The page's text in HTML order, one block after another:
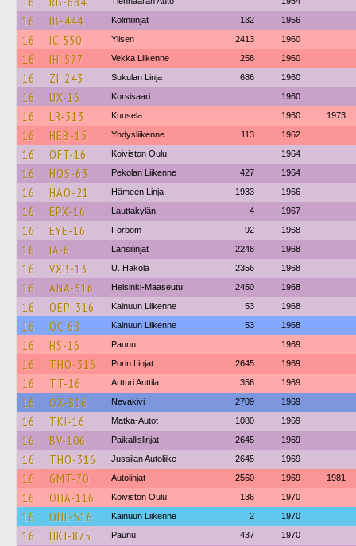
16 IB-444 Kolmilinjat 132 1956
16 IC-550 Ylisen 2413 1960
16 IH-577 Vekka Liikenne 258 1960
16 ZI-243 Sukulan Linja 686 1960
16 UX-16 Korsisaari 1960
16 LR-313 Kuusela 1960 1973
16 HEB-15 Yhdysliikenne 113 1962
16 OFT-16 Koiviston Oulu 1964
16 HOS-63 Pekolan Liikenne 427 1964
16 HAO-21 Hämeen Linja 1933 1966
16 EPX-16 Lauttakylän 4 1967
16 EYE-16 Förbom 92 1968
16 IA-6 Länsilinjat 2248 1968
16 VXB-13 U. Hakola 2356 1968
16 ANA-516 Helsinki-Maaseutu 2450 1968
16 OEP-316 Kainuun Liikenne 53 1968
16 OC-68 Kainuun Liikenne 53 1968
16 HS-16 Paunu 1969
16 THO-316 Porin Linjat 2645 1969
16 TT-16 Artturi Anttila 356 1969
16 OX-816 Nevakivi 2709 1969
16 TKI-16 Matka-Autot 1080 1969
16 BV-106 Paikallislinjat 2645 1969
16 THO-316 Jussilan Autoliike 2645 1969
16 GMT-70 Autolinjat 2560 1969 1981
16 OHA-116 Koiviston Oulu 136 1970
16 OHL-516 Kainuun Liikenne 2 1970
16 HKJ-875 Paunu 437 1970